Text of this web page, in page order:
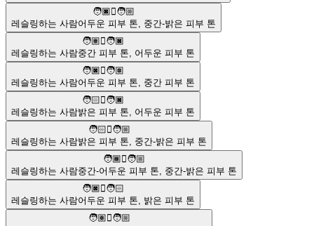
🧑🏿‍🫯‍🧑🏼
레슬링하는 사람어두운 피부 톤
중간-밝은 피부 톤
🧑🏽‍🫯‍🧑🏿
레슬링하는 사람중간 피부 톤
어두운 피부 톤
🧑🏿‍🫯‍🧑🏽
레슬링하는 사람어두운 피부 톤
중간 피부 톤
🧑🏻‍🫯‍🧑🏿
레슬링하는 사람밝은 피부 톤
어두운 피부 톤
🧑🏻‍🫯‍🧑🏼
레슬링하는 사람밝은 피부 톤
중간-밝은 피부 톤
🧑🏾‍🫯‍🧑🏼
레슬링하는 사람중간-어두운 피부 톤
중간-밝은 피부 톤
🧑🏿‍🫯‍🧑🏻
레슬링하는 사람어두운 피부 톤
밝은 피부 톤
🧑🏽‍🫯‍🧑🏼